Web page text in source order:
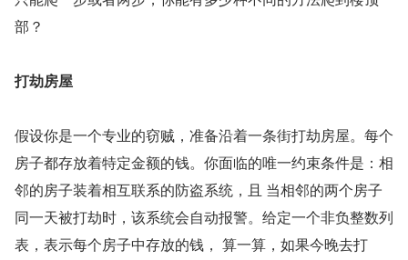
部？
打劫房屋
假设你是一个专业的窃贼，准备沿着一条街打劫房屋。每个
房子都存放着特定金额的钱。你面临的唯一约束条件是：相
邻的房子装着相互联系的防盗系统，且 当相邻的两个房子
同一天被打劫时，该系统会自动报警。给定一个非负整数列
表，表示每个房子中存放的钱， 算一算，如果今晚去打